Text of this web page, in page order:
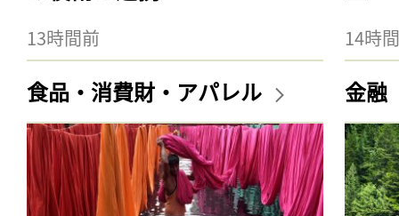
13時間前 14時
食品・消費財・アパレル 金融